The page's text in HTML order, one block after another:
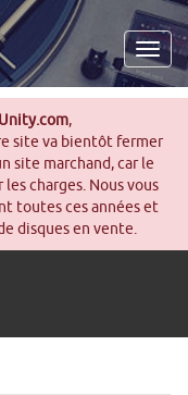
,
site va bientôt fermer
site marchand, car le
charges. Nous vous
toutes ces années et
disques en vente.